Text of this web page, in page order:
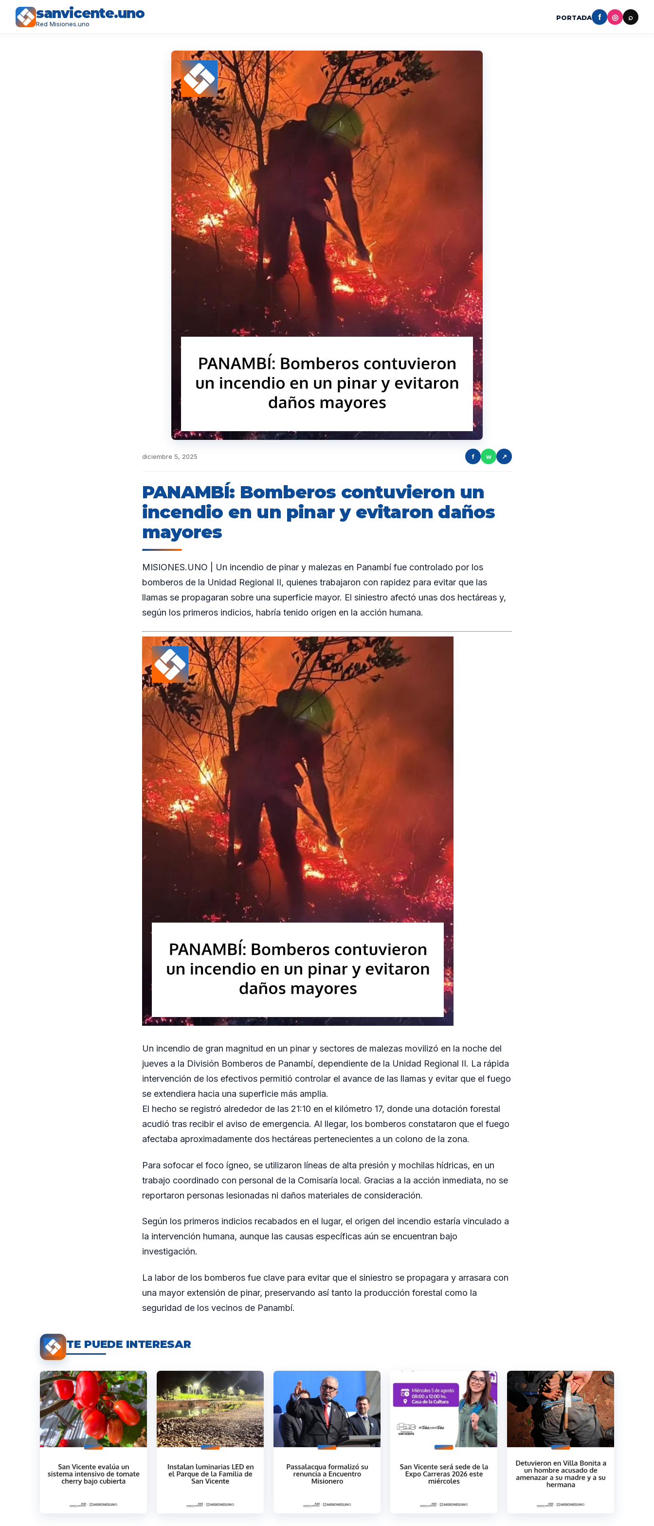
sanvicente.uno
Red Misiones.uno
PORTADA f ◎ ⌕
diciembre 5, 2025 f w ↗
PANAMBÍ: Bomberos contuvieron un
incendio en un pinar y evitaron daños
mayores
MISIONES.UNO | Un incendio de pinar y malezas en Panambí fue controlado por los
bomberos de la Unidad Regional II, quienes trabajaron con rapidez para evitar que las
llamas se propagaran sobre una superficie mayor. El siniestro afectó unas dos hectáreas y,
según los primeros indicios, habría tenido origen en la acción humana.
Un incendio de gran magnitud en un pinar y sectores de malezas movilizó en la noche del
jueves a la División Bomberos de Panambí, dependiente de la Unidad Regional II. La rápida
intervención de los efectivos permitió controlar el avance de las llamas y evitar que el fuego
se extendiera hacia una superficie más amplia.
El hecho se registró alrededor de las 21:10 en el kilómetro 17, donde una dotación forestal
acudió tras recibir el aviso de emergencia. Al llegar, los bomberos constataron que el fuego
afectaba aproximadamente dos hectáreas pertenecientes a un colono de la zona.
Para sofocar el foco ígneo, se utilizaron líneas de alta presión y mochilas hídricas, en un
trabajo coordinado con personal de la Comisaría local. Gracias a la acción inmediata, no se
reportaron personas lesionadas ni daños materiales de consideración.
Según los primeros indicios recabados en el lugar, el origen del incendio estaría vinculado a
la intervención humana, aunque las causas específicas aún se encuentran bajo
investigación.
La labor de los bomberos fue clave para evitar que el siniestro se propagara y arrasara con
una mayor extensión de pinar, preservando así tanto la producción forestal como la
seguridad de los vecinos de Panambí.
TE PUEDE INTERESAR